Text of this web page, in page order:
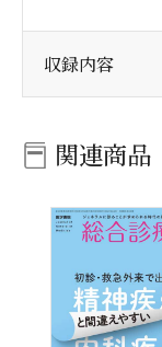
収録内容
関連商品